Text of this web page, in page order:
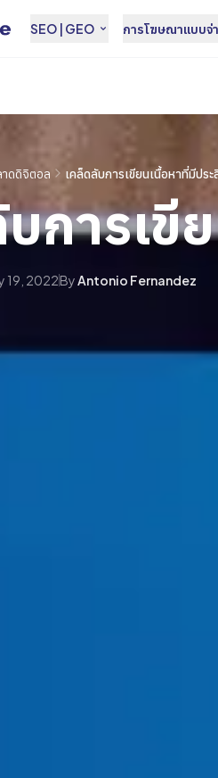
SEO | GEO การโฆษณาแบบ
ดดิจิตอล เคล็ดลับการเขียนเนื้อหาที่มีปร
การเขี
19, 2022ByAntonio Fernandez